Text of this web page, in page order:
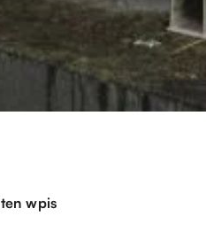
wpis